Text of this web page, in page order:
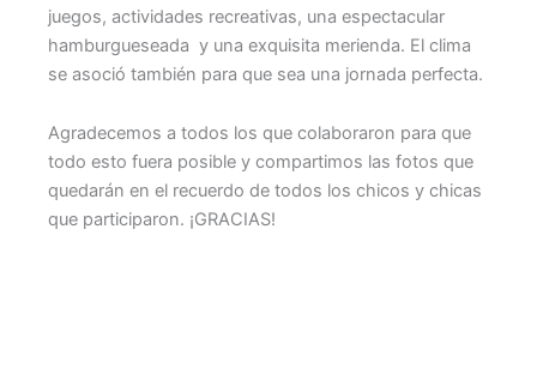
juegos, actividades recreativas, una espectacular
hamburgueseada y una exquisita merienda. El clima
se asoció también para que sea una jornada perfecta.
Agradecemos a todos los que colaboraron para que
todo esto fuera posible y compartimos las fotos que
quedarán en el recuerdo de todos los chicos y chicas
que participaron. ¡GRACIAS!